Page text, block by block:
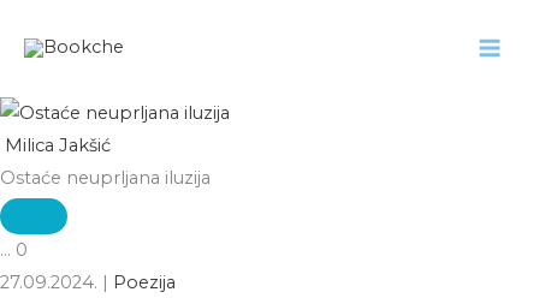
Milica Jakšić
Ostaće neuprljana iluzija
... 0
27.09.2024. | Poezija